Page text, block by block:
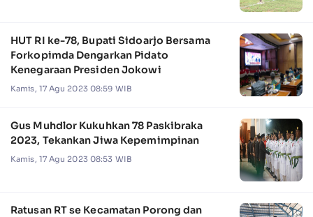
HUT RI ke-78, Bupati Sidoarjo Bersama
Forkopimda Dengarkan Pidato
Kenegaraan Presiden Jokowi
Kamis, 17 Agu 2023 08:59 WIB
Gus Muhdlor Kukuhkan 78 Paskibraka
2023, Tekankan Jiwa Kepemimpinan
Kamis, 17 Agu 2023 08:53 WIB
Ratusan RT se Kecamatan Porong dan